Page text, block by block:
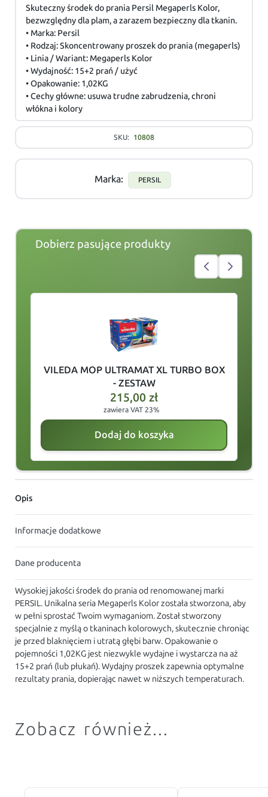
Skuteczny środek do prania Persil Megaperls Kolor,
bezwzględny dla plam, a zarazem bezpieczny dla tkanin.
• Marka: Persil
• Rodzaj: Skoncentrowany proszek do prania (megaperls)
• Linia / Wariant: Megaperls Kolor
• Wydajność: 15+2 prań / użyć
• Opakowanie: 1,02KG
• Cechy główne: usuwa trudne zabrudzenia, chroni
włókna i kolory
SKU: 10808
Marka: PERSIL
Dobierz pasujące produkty
VILEDA MOP ULTRAMAT XL TURBO BOX
- ZESTAW
215,00 zł
zawiera VAT 23%
Dodaj do koszyka
Opis
Informacje dodatkowe
Dane producenta
Wysokiej jakości środek do prania od renomowanej marki
PERSIL. Unikalna seria Megaperls Kolor została stworzona, aby
w pełni sprostać Twoim wymaganiom. Został stworzony
specjalnie z myślą o tkaninach kolorowych, skutecznie chroniąc
je przed blaknięciem i utratą głębi barw. Opakowanie o
pojemności 1,02KG jest niezwykle wydajne i wystarcza na aż
15+2 prań (lub płukań). Wydajny proszek zapewnia optymalne
rezultaty prania, dopierając nawet w niższych temperaturach.
Zobacz również...